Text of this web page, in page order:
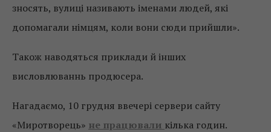
зносять, вулиці називають іменами людей, які
допомагали німцям, коли вони сюди прийшли».
Також наводяться приклади й інших
висловлюваннь продюсера.
Нагадаємо, 10 грудня ввечері сервери сайту
«Миротворець» не працювали кілька годин.